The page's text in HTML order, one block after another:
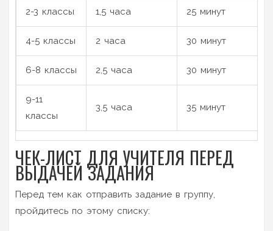
2-3 классы 1,5 часа 25 минут
4-5 классы 2 часа 30 минут
6-8 классы 2,5 часа 30 минут
9-11
классы
3,5 часа 35 минут
ЧЕК-ЛИСТ ДЛЯ УЧИТЕЛЯ ПЕРЕД
ВЫДАЧЕЙ ЗАДАНИЯ
Перед тем как отправить задание в группу,
пройдитесь по этому списку: